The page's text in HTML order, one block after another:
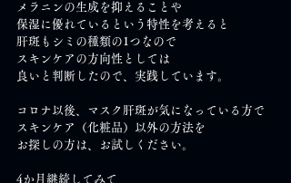
メラニンの生成を抑えることや
保湿に優れているという特性を考えると
肝斑もシミの種類の1つなので
スキンケアの方向性としては
良いと判断したので、実践しています。
コロナ以後、マスク肝斑が気になっている方で
スキンケア（化粧品）以外の方法を
お探しの方は、お試しください。
4か月継続してみて